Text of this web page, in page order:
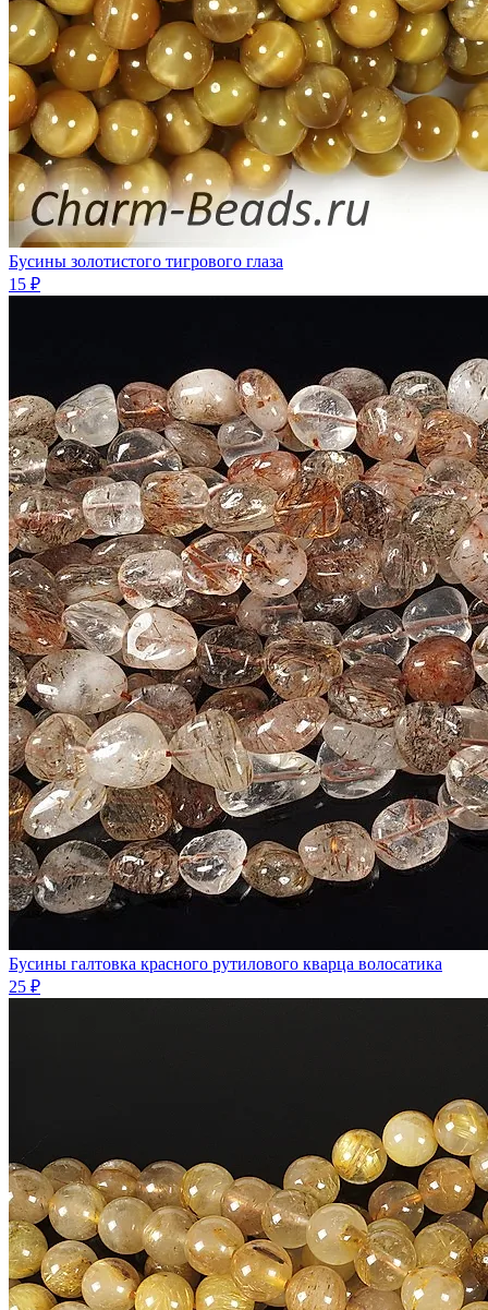
Бусины золотистого тигрового глаза
15 ₽
Бусины галтовка красного рутилового кварца волосатика
25 ₽